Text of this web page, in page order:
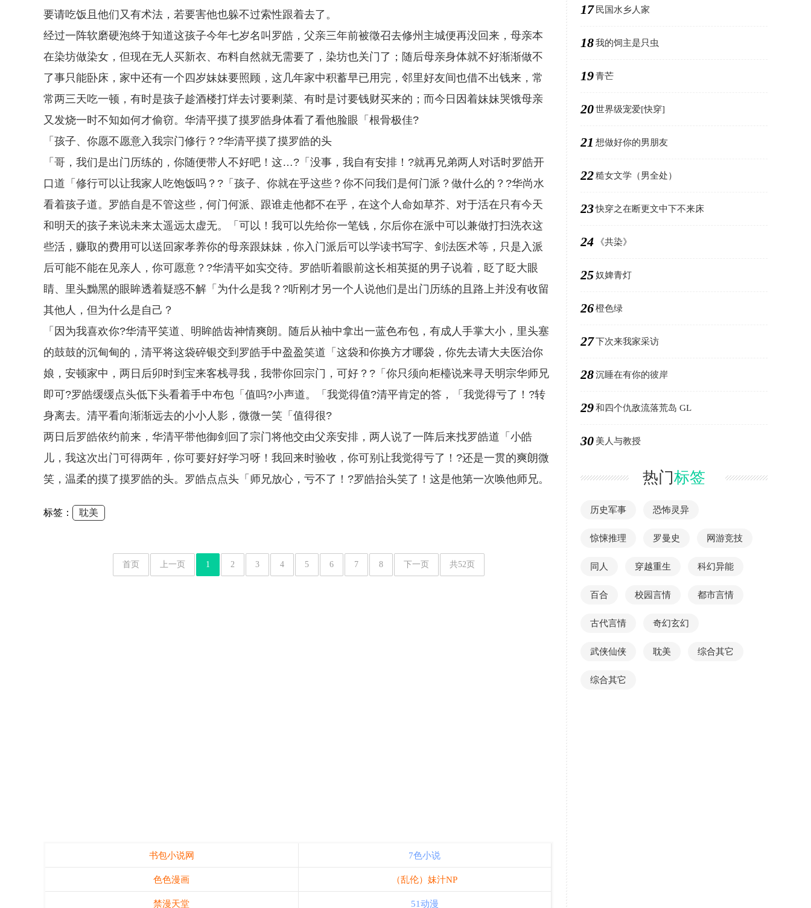
要请吃饭且他们又有术法，若要害他也躲不过索性跟着去了。
经过一阵软磨硬泡终于知道这孩子今年七岁名叫罗皓，父亲三年前被徵召去修州主城便再没回来，母亲本
在染坊做染女，但现在无人买新衣、布料自然就无需要了，染坊也关门了；随后母亲身体就不好渐渐做不
了事只能卧床，家中还有一个四岁妹妹要照顾，这几年家中积蓄早已用完，邻里好友间也借不出钱来，常
常两三天吃一顿，有时是孩子趁酒楼打烊去讨要剩菜、有时是讨要钱财买来的；而今日因着妹妹哭饿母亲
又发烧一时不知如何才偷窃。华清平摸了摸罗皓身体看了看他脸眼「根骨极佳?
「孩子、你愿不愿意入我宗门修行？?华清平摸了摸罗皓的头
「哥，我们是出门历练的，你随便带人不好吧！这…?「没事，我自有安排！?就再兄弟两人对话时罗皓开
口道「修行可以让我家人吃饱饭吗？?「孩子、你就在乎这些？你不问我们是何门派？做什么的？?华尚水
看着孩子道。罗皓自是不管这些，何门何派、跟谁走他都不在乎，在这个人命如草芥、对于活在只有今天
和明天的孩子来说未来太遥远太虚无。「可以！我可以先给你一笔钱，尔后你在派中可以兼做打扫洗衣这
些活，赚取的费用可以送回家孝养你的母亲跟妹妹，你入门派后可以学读书写字、剑法医术等，只是入派
后可能不能在见亲人，你可愿意？?华清平如实交待。罗皓听着眼前这长相英挺的男子说着，眨了眨大眼
睛、里头黝黑的眼眸透着疑惑不解「为什么是我？?听刚才另一个人说他们是出门历练的且路上并没有收留
其他人，但为什么是自己？
「因为我喜欢你?华清平笑道、明眸皓齿神情爽朗。随后从袖中拿出一蓝色布包，有成人手掌大小，里头塞
的鼓鼓的沉甸甸的，清平将这袋碎银交到罗皓手中盈盈笑道「这袋和你换方才哪袋，你先去请大夫医治你
娘，安顿家中，两日后卯时到宝来客栈寻我，我带你回宗门，可好？?「你只须向柜檯说来寻天明宗华师兄
即可?罗皓缓缓点头低下头看着手中布包「值吗?小声道。「我觉得值?清平肯定的答，「我觉得亏了！?转
身离去。清平看向渐渐远去的小小人影，微微一笑「值得很?
两日后罗皓依约前来，华清平带他御剑回了宗门将他交由父亲安排，两人说了一阵后来找罗皓道「小皓
儿，我这次出门可得两年，你可要好好学习呀！我回来时验收，你可别让我觉得亏了！?还是一贯的爽朗微
笑，温柔的摸了摸罗皓的头。罗皓点点头「师兄放心，亏不了！?罗皓抬头笑了！这是他第一次唤他师兄。
标签： 耽美
首页 上一页 1 2 3 4 5 6 7 8 下一页 共52页
书包小说网 7色小说
色色漫画 （乱伦）妹汁NP
禁漫天堂 51动漫
17 民国水乡人家
18我的饲主是只虫
19青芒
20世界级宠爱[快穿]
21 想做好你的男朋友
22糙女文学（男全处）
23快穿之在断更文中下不来床
24 《共染》
25奴婢青灯
26橙色绿
27下次来我家采访
28沉睡在有你的彼岸
29和四个仇敌流落荒岛 GL
30 美人与教授
热门标签
历史军事 恐怖灵异
惊悚推理 罗曼史 网游竞技
同人 穿越重生 科幻异能
百合 校园言情 都市言情
古代言情 奇幻玄幻
武侠仙侠 耽美 综合其它
综合其它